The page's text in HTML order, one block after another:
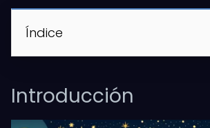
Índice
Introducción